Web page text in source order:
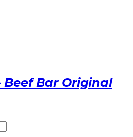
Beef Bar Original